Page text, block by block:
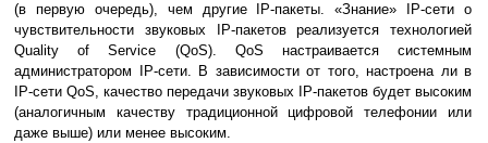
(в первую очередь), чем другие IP-пакеты. «Знание» IP-сети о
чувствительности звуковых IP-пакетов реализуется технологией
Quality of Service (QoS). QoS настраивается системным
администратором IP-сети. В зависимости от того, настроена ли в
IP-сети QoS, качество передачи звуковых IP-пакетов будет высоким
(аналогичным качеству традиционной цифровой телефонии или
даже выше) или менее высоким.